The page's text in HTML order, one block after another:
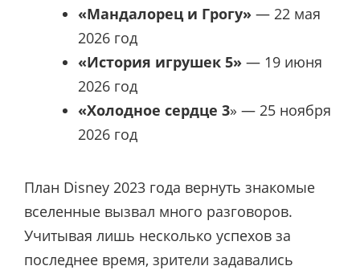
«Мандалорец и Грогу» — 22 мая
2026 год
«История игрушек 5» — 19 июня
2026 год
«Холодное сердце 3» — 25 ноября
2026 год
План Disney 2023 года вернуть знакомые
вселенные вызвал много разговоров.
Учитывая лишь несколько успехов за
последнее время, зрители задавались